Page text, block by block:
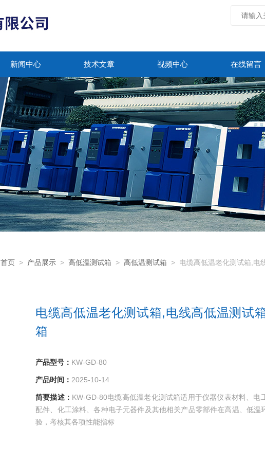
新闻中心 技术文章 视频中心 在线留言
首页 > 产品展示 > 高低温测试箱 > 高低温测试箱 > 电缆高低温老化测试箱,电
电缆高低温老化测试箱,电线高低温测试
箱
产品型号： KW-GD-80
产品时间： 2025-10-14
简要描述： KW-GD-80电缆高低温老化测试箱适用于仪器仪表材料、电
配件、化工涂料、各种电子元器件及其他相关产品零部件在高温、低温
验，考核其各项性能指标